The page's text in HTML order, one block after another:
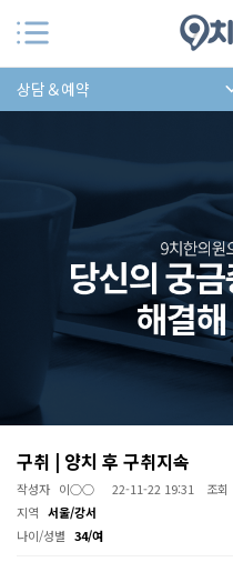
상담＆예약
구취 | 양치 후 구취지속
작성자 이○○ 22-11-22 19:31 조회
지역 서울/강서
나이/성별 34/여